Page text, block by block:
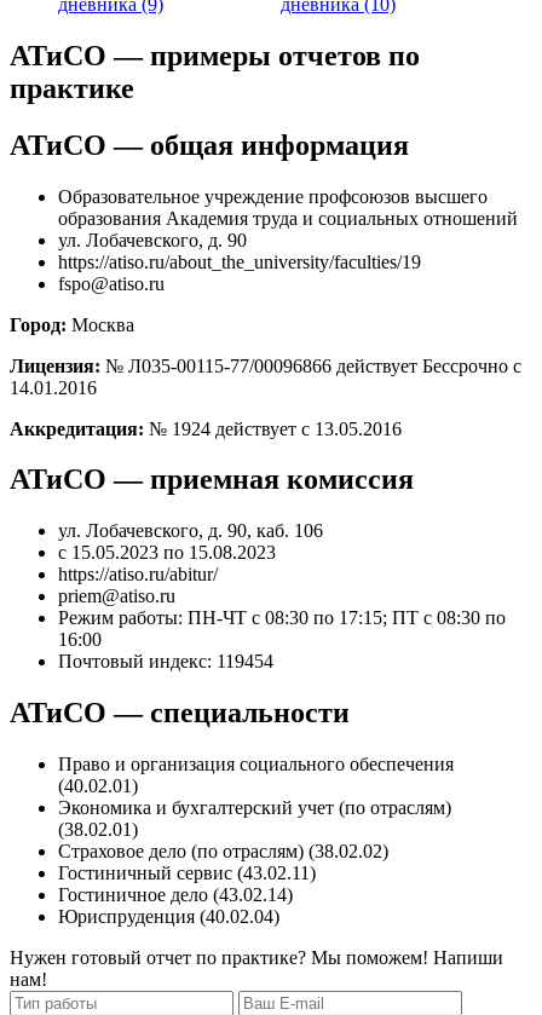
АТиСО — примеры отчетов по
практике
АТиСО — общая информация
Образовательное учреждение профсоюзов высшего
образования Академия труда и социальных отношений
ул. Лобачевского, д. 90
https://atiso.ru/about_the_university/faculties/19
fspo@atiso.ru
Город: Москва
Лицензия: № Л035-00115-77/00096866 действует Бессрочно с
14.01.2016
Аккредитация: № 1924 действует с 13.05.2016
АТиСО — приемная комиссия
ул. Лобачевского, д. 90, каб. 106
с 15.05.2023 по 15.08.2023
https://atiso.ru/abitur/
priem@atiso.ru
Режим работы: ПН-ЧТ с 08:30 по 17:15; ПТ с 08:30 по
16:00
Почтовый индекс: 119454
АТиСО — специальности
Право и организация социального обеспечения
(40.02.01)
Экономика и бухгалтерский учет (по отраслям)
(38.02.01)
Страховое дело (по отраслям) (38.02.02)
Гостиничный сервис (43.02.11)
Гостиничное дело (43.02.14)
Юриспруденция (40.02.04)
Нужен готовый отчет по практике? Мы поможем! Напиши
нам!